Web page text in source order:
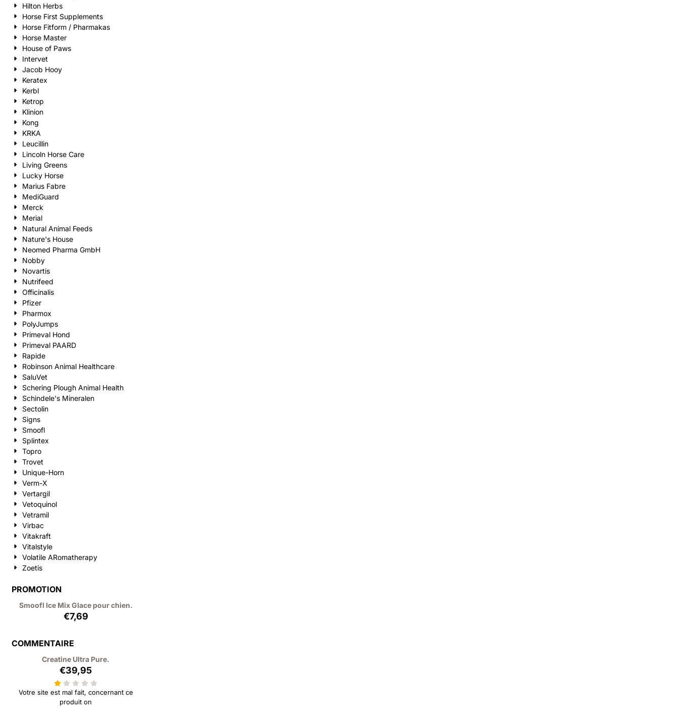
Hilton Herbs
Horse First Supplements
Horse Fitform / Pharmakas
Horse Master
House of Paws
Intervet
Jacob Hooy
Keratex
Kerbl
Ketrop
Klinion
Kong
KRKA
Leucillin
Lincoln Horse Care
Living Greens
Lucky Horse
Marius Fabre
MediGuard
Merck
Merial
Natural Animal Feeds
Nature's House
Neomed Pharma GmbH
Nobby
Novartis
Nutrifeed
Officinalis
Pfizer
Pharmox
PolyJumps
Primeval Hond
Primeval PAARD
Rapide
Robinson Animal Healthcare
SaluVet
Schering Plough Animal Health
Schindele's Mineralen
Sectolin
Signs
Smoofl
Splintex
Topro
Trovet
Unique-Horn
Verm-X
Vertargil
Vetoquinol
Vetramil
Virbac
Vitakraft
Vitalstyle
Volatile ARomatherapy
Zoetis
PROMOTION
Smoofl Ice Mix Glace pour chien.
€7,69
COMMENTAIRE
Creatine Ultra Pure.
€39,95
Votre site est mal fait, concernant ce
produit on